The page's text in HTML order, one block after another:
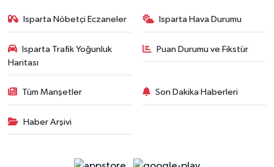
Isparta Nöbetçi Eczaneler Isparta Hava Durumu
Isparta Trafik Yoğunluk
Haritası
Puan Durumu ve Fikstür
Tüm Manşetler Son Dakika Haberleri
Haber Arşivi